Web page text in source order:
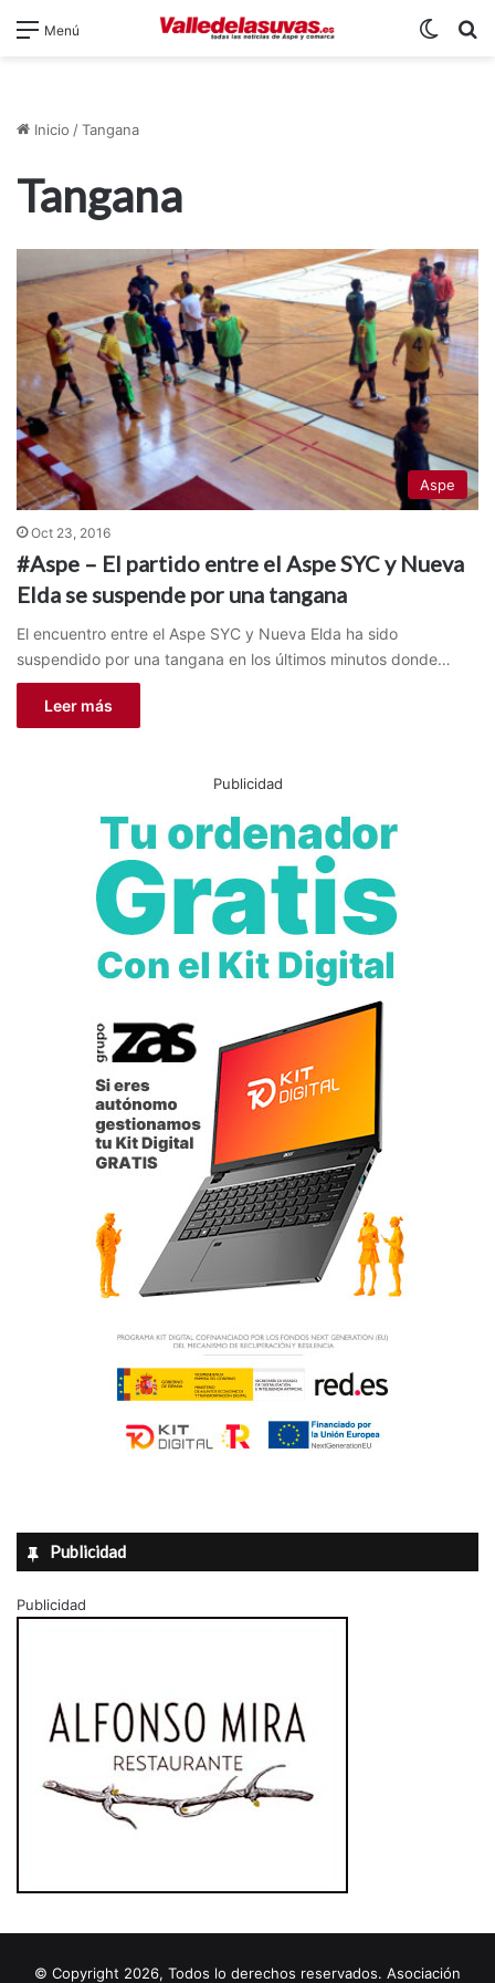
Menú
Inicio /Tangana
Tangana
Aspe
Oct 23, 2016
#Aspe – El partido entre el Aspe SYC y Nueva
Elda se suspende por una tangana
El encuentro entre el Aspe SYC y Nueva Elda ha sido
suspendido por una tangana en los últimos minutos donde…
Leer más
Publicidad
Publicidad
Publicidad
© Copyright 2026, Todos lo derechos reservados. Asociación